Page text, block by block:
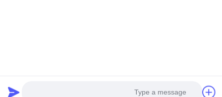
چین خوب کیفیت دستگاه تشکیل رول پانل سقفی تامین کننده. حق چاپ © 2019-